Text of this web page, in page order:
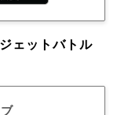
ェットバトル